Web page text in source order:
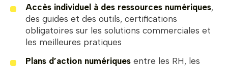
Accès individuel à des ressources numériques,
des guides et des outils, certifications
obligatoires sur les solutions commerciales et
les meilleures pratiques
Plans d’action numériques entre les RH, les